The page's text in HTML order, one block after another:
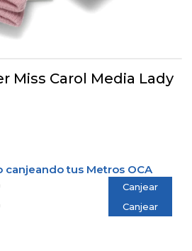
Miss Carol Media Lady
canjeando tus Metros OCA
Canjear
Canjear